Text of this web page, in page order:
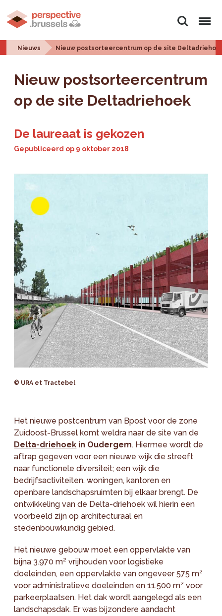
Zoeken Menu
Nieuws Nieuw postsorteercentrum op de site
Nieuw postsorteercentrum
op de site Deltadriehoek
De laureaat is gekozen
Gepubliceerd op 9 oktober 2018
© URA et Tractebel
Het nieuwe postcentrum van Bpost voor de zone
Zuidoost-Brussel komt weldra naar de site van de
Delta-driehoek in Oudergem. Hiermee wordt de
aftrap gegeven voor een nieuwe wijk die streeft
naar functionele diversiteit; een wijk die
bedrijfsactiviteiten, woningen, kantoren en
openbare landschapsruimten bij elkaar brengt. De
ontwikkeling van de Delta-driehoek wil hierin een
voorbeeld zijn op architecturaal en
stedenbouwkundig gebied.
Het nieuwe gebouw moet een oppervlakte van
bijna 3.970 m² vrijhouden voor logistieke
doeleinden, een oppervlakte van ongeveer 575 m²
voor administratieve doeleinden en 11.500 m² voor
parkeerplaatsen. Het dak wordt aangelegd als een
landschapsdak. Er was bijzondere aandacht